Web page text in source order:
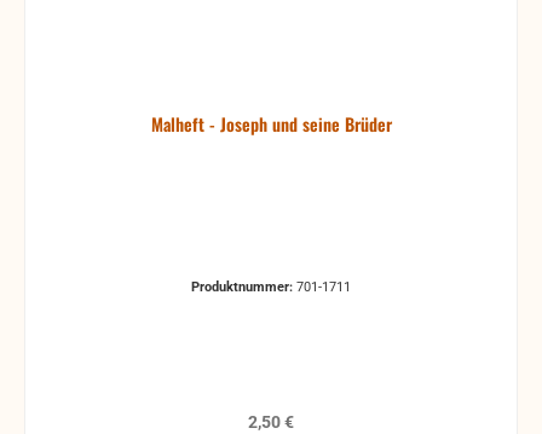
Malheft - Joseph und seine Brüder
Produktnummer: 701-1711
Regulärer Preis:
2,50 €